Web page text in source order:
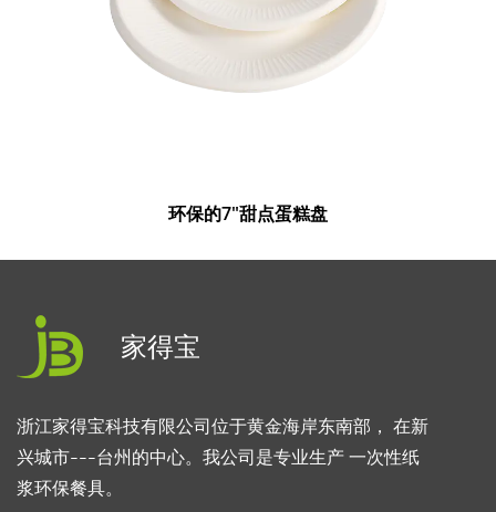
环保的7"甜点蛋糕盘
家得宝
浙江家得宝科技有限公司位于黄金海岸东南部， 在新
兴城市---台州的中心。我公司是专业生产 一次性纸
浆环保餐具。